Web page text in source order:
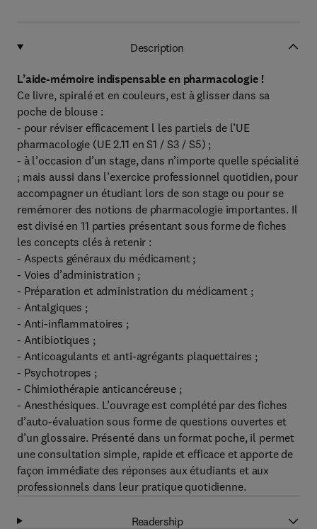
Description
L’aide-mémoire indispensable en pharmacologie !
Ce livre, spiralé et en couleurs, est à glisser dans sa
poche de blouse :
- pour réviser efficacement l les partiels de l’UE
pharmacologie (UE 2.11 en S1 / S3 / S5) ;
- à l’occasion d’un stage, dans n’importe quelle spécialité
; mais aussi dans l’exercice professionnel quotidien, pour
accompagner un étudiant lors de son stage ou pour se
remémorer des notions de pharmacologie importantes. Il
est divisé en 11 parties présentant sous forme de fiches
les concepts clés à retenir :
- Aspects généraux du médicament ;
- Voies d’administration ;
- Préparation et administration du médicament ;
- Antalgiques ;
- Anti-inflammatoires ;
- Antibiotiques ;
- Anticoagulants et anti-agrégants plaquettaires ;
- Psychotropes ;
- Chimiothérapie anticancéreuse ;
- Anesthésiques. L’ouvrage est complété par des fiches
d’auto-évaluation sous forme de questions ouvertes et
d’un glossaire. Présenté dans un format poche, il permet
une consultation simple, rapide et efficace et apporte de
façon immédiate des réponses aux étudiants et aux
professionnels dans leur pratique quotidienne.
Readership